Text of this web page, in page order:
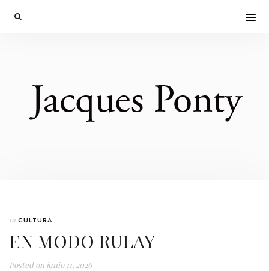
In CULTURA
EN MODO RULAY
Posted on junio 11, 2026